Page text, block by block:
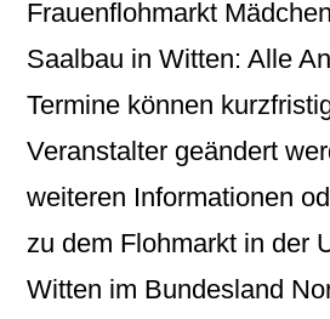
Frauenflohmarkt
Saalbau in Witten: Alle
Termine können
Veranstalter geändert
weiteren Informationen
zu dem Flohmarkt in der
Witten im Bundesland